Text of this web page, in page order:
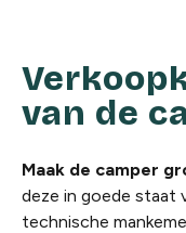
van de
Maak de camper
deze in goede staat
technische